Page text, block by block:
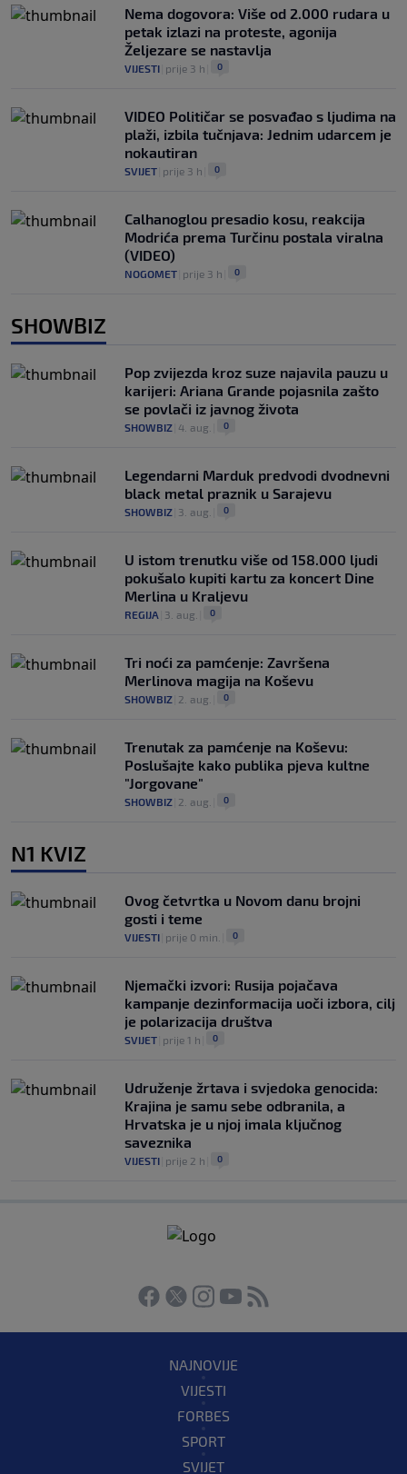
Nema dogovora: Više od 2.000 rudara u
petak izlazi na proteste, agonija
Željezare se nastavlja
VIJESTI prije 3 h 0
VIDEO Političar se posvađao s ljudima na
plaži, izbila tučnjava: Jednim udarcem je
nokautiran
SVIJET prije 3 h 0
Calhanoglou presadio kosu, reakcija
Modrića prema Turčinu postala viralna
(VIDEO)
NOGOMET prije 3 h 0
SHOWBIZ
Pop zvijezda kroz suze najavila pauzu u
karijeri: Ariana Grande pojasnila zašto
se povlači iz javnog života
SHOWBIZ 4. aug. 0
Legendarni Marduk predvodi dvodnevni
black metal praznik u Sarajevu
SHOWBIZ 3. aug. 0
U istom trenutku više od 158.000 ljudi
pokušalo kupiti kartu za koncert Dine
Merlina u Kraljevu
REGIJA 3. aug. 0
Tri noći za pamćenje: Završena
Merlinova magija na Koševu
SHOWBIZ 2. aug. 0
Trenutak za pamćenje na Koševu:
Poslušajte kako publika pjeva kultne
"Jorgovane"
SHOWBIZ 2. aug. 0
N1 KVIZ
Ovog četvrtka u Novom danu brojni
gosti i teme
VIJESTI prije 0 min. 0
Njemački izvori: Rusija pojačava
kampanje dezinformacija uoči izbora, cilj
je polarizacija društva
SVIJET prije 1 h 0
Udruženje žrtava i svjedoka genocida:
Krajina je samu sebe odbranila, a
Hrvatska je u njoj imala ključnog
saveznika
VIJESTI prije 2 h 0
NAJNOVIJE
VIJESTI
FORBES
SPORT
SVIJET